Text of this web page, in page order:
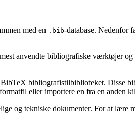
med en .bib-database. Nedenfor
anvendte bibliografiske værktøjer
bibliografistilbiblioteket. Disse
eller importere en fra en anden
og tekniske dokumenter. For at lære